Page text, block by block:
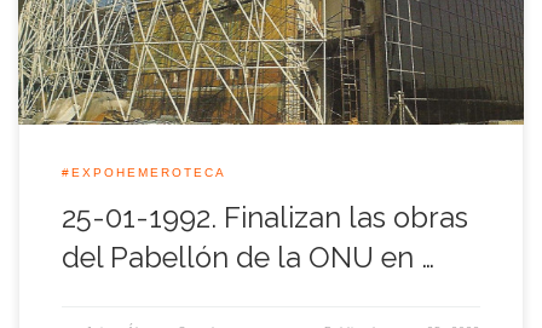
sencillez, pero no por ello exentas […]
#EXPOHEMEROTECA
25-01-1992. Finalizan las obras
del Pabellón de la ONU en …